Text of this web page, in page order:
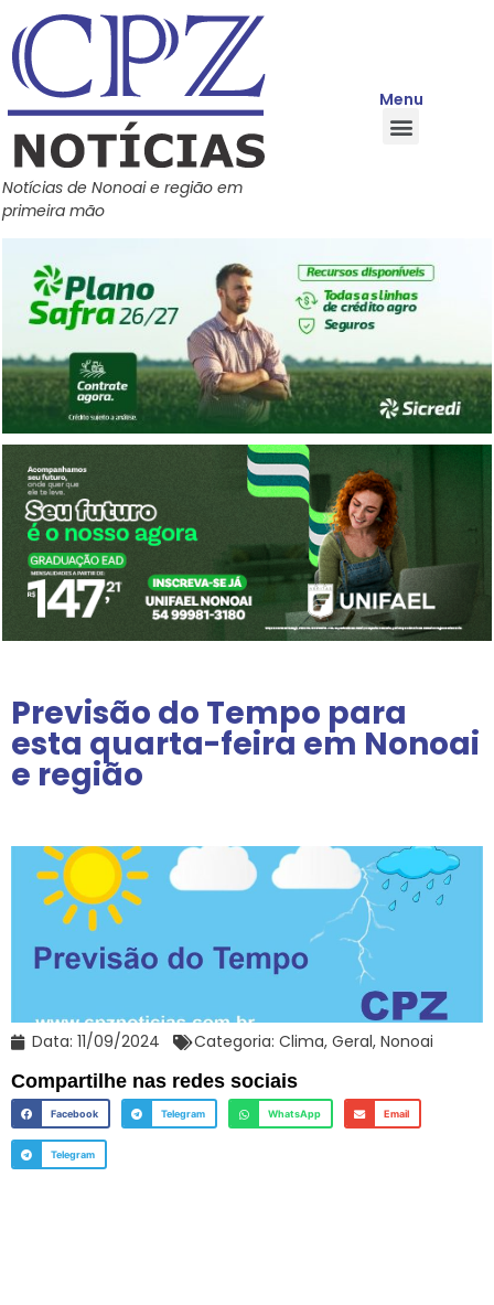
Notícias de Nonoai e região em
primeira mão
Menu
Previsão do Tempo para
esta quarta-feira em Nonoai
e região
Data: 11/09/2024 Categoria: Clima, Geral, Nonoai
Compartilhe nas redes sociais
Facebook Telegram WhatsApp Email
Telegram